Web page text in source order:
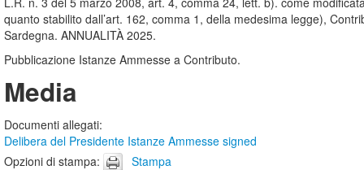
quanto stabilito dall’art. 162, comma 1, della medesima legge),
Sardegna. ANNUALITÀ 2025.
Pubblicazione Istanze Ammesse a Contributo.
Media
Documenti allegati:
Delibera del Presidente Istanze Ammesse signed
Opzioni di stampa: Stampa